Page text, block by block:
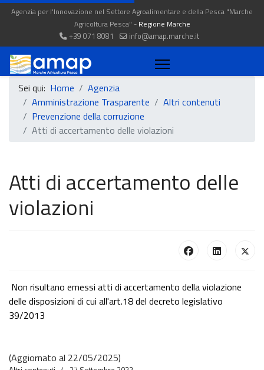
Agenzia per l'Innovazione nel Settore Agroalimentare e della Pesca "Marche
Agricoltura Pesca" - Regione Marche
+39 071 8081
info@amap.marche.it
Sei qui: Home
Agenzia
Amministrazione Trasparente
Altri contenuti
Prevenzione della corruzione
Atti di accertamento delle violazioni
Atti di accertamento delle
violazioni
Non risultano emessi atti di accertamento della violazione
delle disposizioni di cui all'art.18 del decreto legislativo
39/2013
(Aggiornato al 22/05/2025)